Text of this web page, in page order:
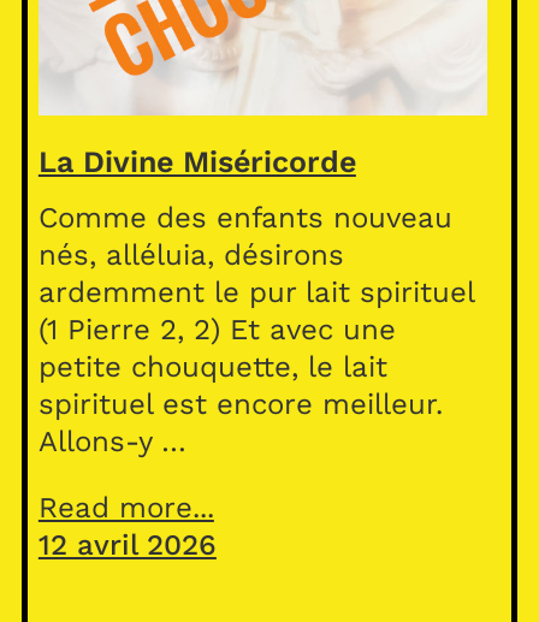
La Divine Miséricorde
Comme des enfants nouveau
nés, alléluia, désirons
ardemment le pur lait spirituel
(1 Pierre 2, 2) Et avec une
petite chouquette, le lait
spirituel est encore meilleur.
Allons-y …
Read more...
12 avril 2026